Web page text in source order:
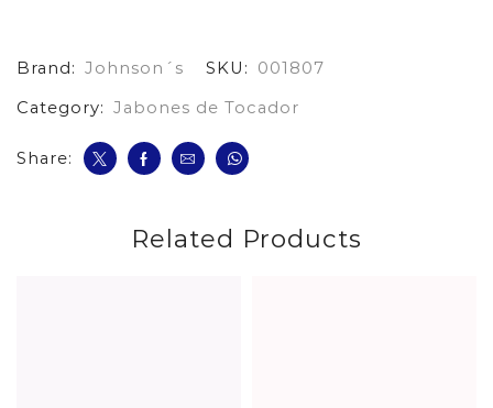
cantidad
Brand: Johnson´s SKU:
001807
Category: Jabones de Tocador
Share:
Related Products